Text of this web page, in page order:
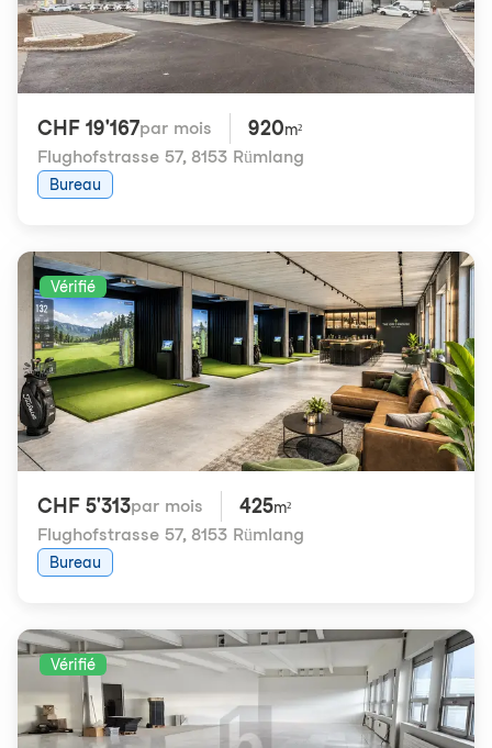
CHF 19'167par mois 920m²
Flughofstrasse 57, 8153 Rümlang
Bureau
Vérifié
CHF 5'313par mois 425m²
Flughofstrasse 57, 8153 Rümlang
Bureau
Vérifié